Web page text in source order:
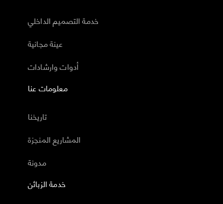
خدمة التصميم الداخلي
عينة مجانية
أدوات وارشادات
معلومات عنا
تاريخنا
المشاريع المنجزة
مدونة
خدمة الزبائن